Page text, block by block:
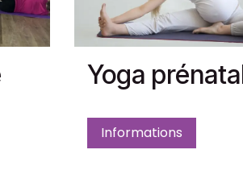
Yoga
Informations